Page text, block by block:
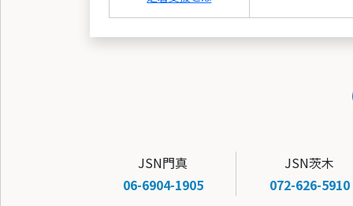
JSN門真
06-6904-1905
JSN茨木
072-626-5910